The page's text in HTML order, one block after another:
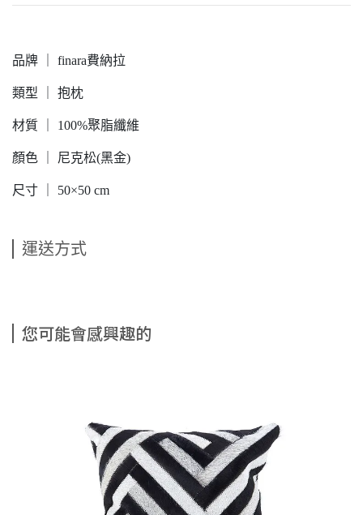
品牌 ｜ finara費納拉
類型 ｜ 抱枕
材質 ｜ 100%聚脂纖維
顏色 ｜ 尼克松(黑金)
尺寸 ｜ 50×50 cm
運送方式
您可能會感興趣的